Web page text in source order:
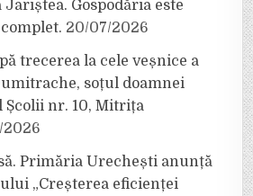
Jariștea. Gospodăria este
20/07/2026
trecerea la cele veșnice a
soțul doamnei
nr. 10, Mitrița
2026
Primăria Urechești anunță
„Creșterea eficienței